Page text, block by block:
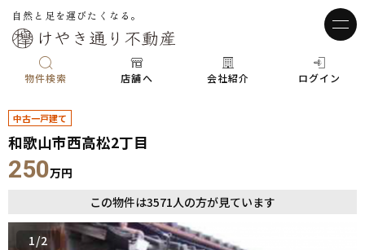
自然と足を運びたくなる。
物件検索 店舗へ 会社紹介 ログイン
中古一戸建て
和歌山市西高松2丁目
250万円
この物件は3571人の方が見ています
1/2